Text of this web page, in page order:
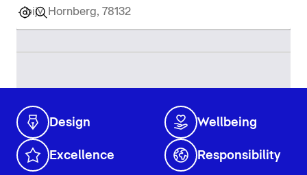
Design Wellbeing
Excellence Responsibility